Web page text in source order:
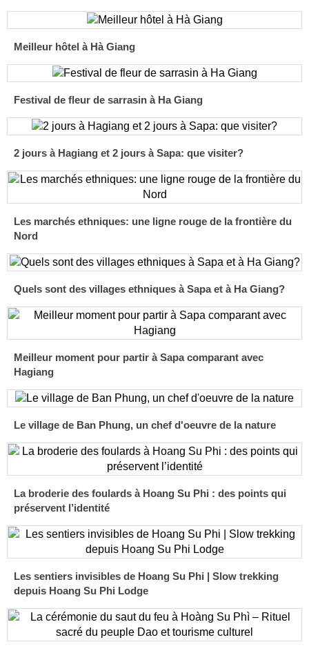
Meilleur hôtel à Hà Giang
Festival de fleur de sarrasin à Ha Giang
2 jours à Hagiang et 2 jours à Sapa: que visiter?
Les marchés ethniques: une ligne rouge de la frontière du
Nord
Quels sont des villages ethniques à Sapa et à Ha Giang?
Meilleur moment pour partir à Sapa comparant avec
Hagiang
Le village de Ban Phung, un chef d'oeuvre de la nature
La broderie des foulards à Hoang Su Phi : des points qui
préservent l’identité
Les sentiers invisibles de Hoang Su Phi | Slow trekking
depuis Hoang Su Phi Lodge